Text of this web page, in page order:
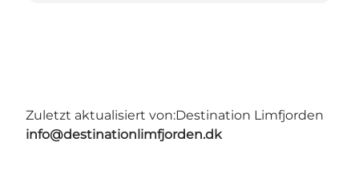
Zuletzt aktualisiert von:Destination Limfjorden
info@destinationlimfjorden.dk